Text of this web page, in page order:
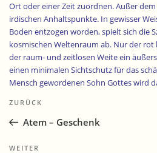
Ort oder einer Zeit zuordnen. Außer
irdischen Anhaltspunkte. In gewisser
Boden entzogen worden, spielt sich die
kosmischen Weltenraum ab. Nur der
der raum- und zeitlosen Weite ein
einen minimalen Sichtschutz für das
Mensch gewordenen Sohn Gottes wird
Die blutrote Kulisse und die weiße
ist das Kreuz leuchtend weiß, und leicht
Beitragsnavigation
Vorheriger
Beitrag
ZURÜCK
Atem – Geschenk
Nächster
WEITER